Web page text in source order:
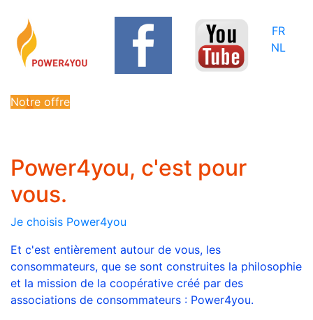
FR
NL
Notre offre
Power4you, c'est pour
vous.
Je choisis Power4you
Et c'est entièrement autour de vous, les
consommateurs, que se sont construites la philosophie
et la mission de la coopérative créé par des
associations de consommateurs : Power4you.